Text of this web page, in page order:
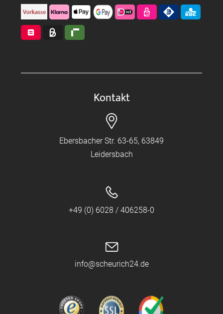
Kontakt
Ebersbacher Str. 63-65, 63849
Leidersbach
+49 (0) 6028 / 406258-0
info@scheurich24.de